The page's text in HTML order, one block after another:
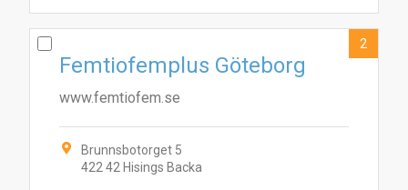
Femtiofemplus Göteborg
www.femtiofem.se
Brunnsbotorget 5
422 42 Hisings Backa
2